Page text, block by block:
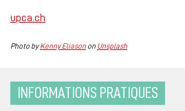
upca.ch
Photo byKenny Eliason on Unsplash
INFORMATIONS PRATIQUES